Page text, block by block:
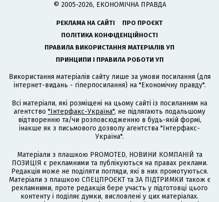
© 2005-2026, ЕКОНОМІЧНА ПРАВДА
РЕКЛАМА НА САЙТІ
ПРО ПРОЄКТ
ПОЛІТИКА КОНФІДЕНЦІЙНОСТІ
ПРАВИЛА ВИКОРИСТАННЯ МАТЕРІАЛІВ УП
ПРИНЦИПИ І ПРАВИЛА РОБОТИ УП
Використання матеріалів сайту лише за умови посилання (для
інтернет-видань - гіперпосилання) на "Економічну правду".
Всі матеріали, які розміщені на цьому сайті із посиланням на
агентство "Інтерфакс-Україна", не підлягають подальшому
відтворенню та/чи розповсюдженню в будь-якій формі,
інакше як з письмового дозволу агентства "Інтерфакс-
Україна".
Матеріали з плашкою PROMOTED, НОВИНИ КОМПАНІЙ та
ПОЗИЦІЯ є рекламними та публікуються на правах реклами.
Редакція може не поділяти погляди, які в них промотуються.
Матеріали з плашкою СПЕЦПРОЄКТ та ЗА ПІДТРИМКИ також є
рекламними, проте редакція бере участь у підготовці цього
контенту і поділяє думки, висловлені у цих матеріалах.